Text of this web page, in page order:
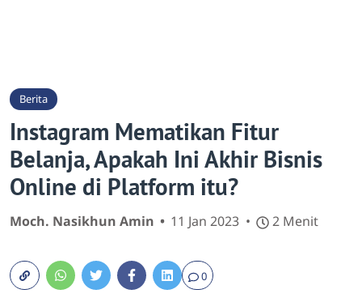
Berita
Instagram Mematikan Fitur
Belanja, Apakah Ini Akhir Bisnis
Online di Platform itu?
Moch. Nasikhun Amin 11 Jan 2023 2 Menit
0